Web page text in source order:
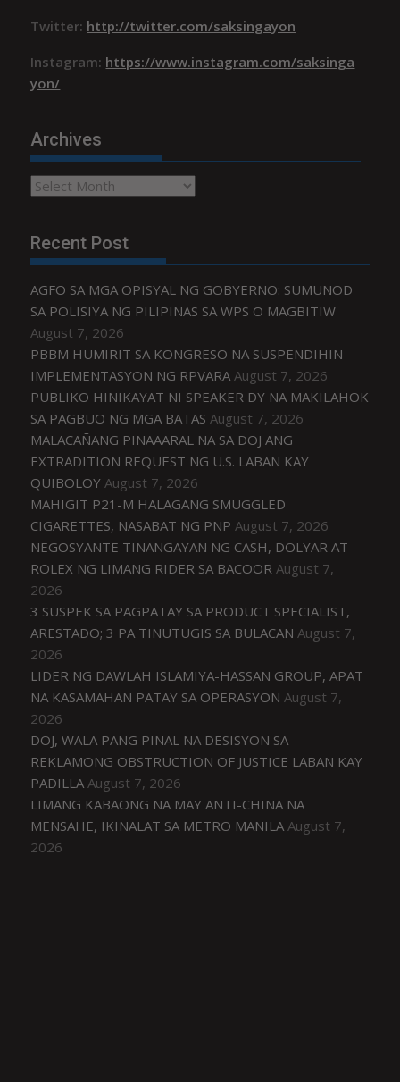
Twitter: http://twitter.com/saksingayon
Instagram: https://www.instagram.com/saksinga
yon/
Archives
Archives
Recent Post
AGFO SA MGA OPISYAL NG GOBYERNO: SUMUNOD
SA POLISIYA NG PILIPINAS SA WPS O MAGBITIW
August 7, 2026
PBBM HUMIRIT SA KONGRESO NA SUSPENDIHIN
IMPLEMENTASYON NG RPVARA August 7, 2026
PUBLIKO HINIKAYAT NI SPEAKER DY NA MAKILAHOK
SA PAGBUO NG MGA BATAS August 7, 2026
MALACAÑANG PINAAARAL NA SA DOJ ANG
EXTRADITION REQUEST NG U.S. LABAN KAY
QUIBOLOY August 7, 2026
MAHIGIT P21-M HALAGANG SMUGGLED
CIGARETTES, NASABAT NG PNP August 7, 2026
NEGOSYANTE TINANGAYAN NG CASH, DOLYAR AT
ROLEX NG LIMANG RIDER SA BACOOR August 7,
2026
3 SUSPEK SA PAGPATAY SA PRODUCT SPECIALIST,
ARESTADO; 3 PA TINUTUGIS SA BULACAN August 7,
2026
LIDER NG DAWLAH ISLAMIYA-HASSAN GROUP, APAT
NA KASAMAHAN PATAY SA OPERASYON August 7,
2026
DOJ, WALA PANG PINAL NA DESISYON SA
REKLAMONG OBSTRUCTION OF JUSTICE LABAN KAY
PADILLA August 7, 2026
LIMANG KABAONG NA MAY ANTI-CHINA NA
MENSAHE, IKINALAT SA METRO MANILA August 7,
2026